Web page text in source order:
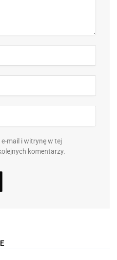
mail i witrynę w tej
komentarzy.